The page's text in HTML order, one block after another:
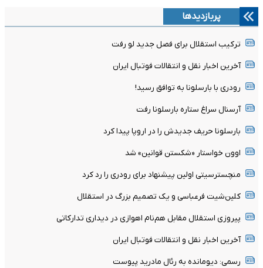
پربازدیدها
ترکیب استقلال برای فصل جدید لو رفت
آخرین اخبار نقل و انتقالات فوتبال ایران
رودری با بارسلونا به توافق رسید!
آرسنال سراغ ستاره بارسلونا رفت
بارسلونا حریف جدیدش را در اروپا پیدا کرد
اوون خواستار «شکستن قوانین» شد
منچسترسیتی اولین پیشنهاد برای رودری را رد کرد
کلین‌شیت فرعباسی و یک تصمیم بزرگ در استقلال
پیروزی استقلال مقابل هم‌نام اهوازی در دیداری تدارکاتی
آخرین اخبار نقل و انتقالات فوتبال ایران
رسمی: دیومانده به رئال مادرید پیوست